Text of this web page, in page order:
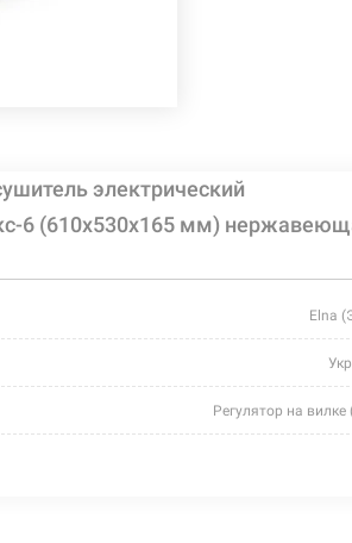
электрический
6 (610х530х165 мм)
Elna
Регулятор на вилке